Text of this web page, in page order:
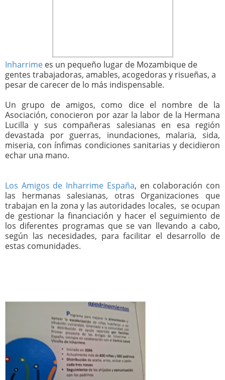
Inharrime es un pequeño lugar de Mozambique de
gentes trabajadoras, amables, acogedoras y risueñas, a
pesar de carecer de lo más indispensable.
Un grupo de amigos, como dice el nombre de la
Asociación, conocieron por azar la labor de la Hermana
Lucilla y sus compañeras salesianas en esa región
devastada por guerras, inundaciones, malaria, sida,
miseria, con ínfimas condiciones sanitarias y decidieron
echar una mano.
Los Amigos de Inharrime España, en colaboración con
las hermanas salesianas, otras Organizaciones que
trabajan en la zona y las autoridades locales, se ocupan
de gestionar la financiación y hacer el seguimiento de
los diferentes programas que se van llevando a cabo,
según las necesidades, para facilitar el desarrollo de
estas comunidades.